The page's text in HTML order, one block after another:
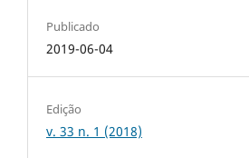
Publicado
2019-06-04
Edição
v. 33 n. 1 (2018)